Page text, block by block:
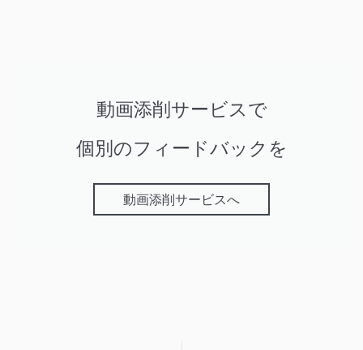
動画添削サービスで
個別のフィードバックを
動画添削サービスへ